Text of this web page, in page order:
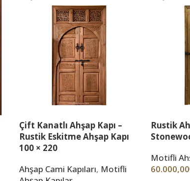
Çift Kanatlı Ahşap Kapı –
Rustik Eskitme Ahşap Kapı
100 × 220
Ahşap Cami Kapıları, Motifli
Rustik
Motifli
60.000,00